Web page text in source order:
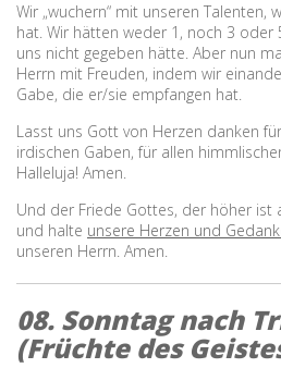
Wir „wuchern“ mit unseren Talenten,
hat. Wir hätten weder 1, noch 3 oder
uns nicht gegeben hätte. Aber nun
Herrn mit Freuden, indem wir
Gabe, die er/sie empfangen hat.
Lasst uns Gott von Herzen danken
irdischen Gaben, für allen
Halleluja! Amen.
Und der Friede Gottes, der höher ist
und halte unsere Herzen und
unseren Herrn. Amen.
08. Sonntag nach
(Früchte des